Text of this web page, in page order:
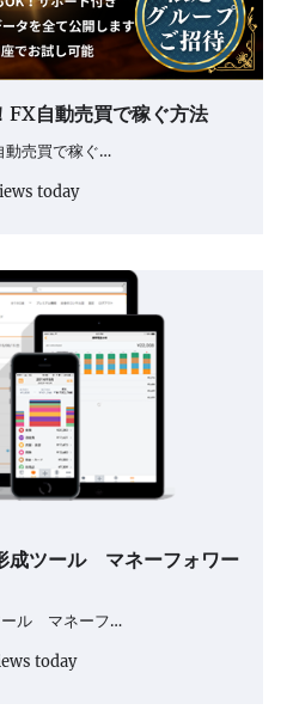
FX自動売買で稼ぐ方法
動売買で稼ぐ…
today
成ツール マネーフォワー
ール マネーフ…
today